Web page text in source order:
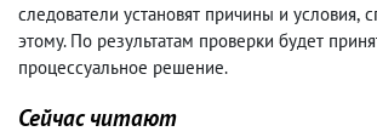
следователи установят причины и условия,
этому. По результатам проверки будет
процессуальное решение.
Сейчас читают